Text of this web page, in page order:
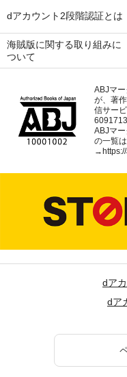
dアカウント2段階認証とは
海賊版に関する取り組みに
ついて
ABJマ
が、著
信サー
6091713
ABJマ
の一覧
→
dア
dア